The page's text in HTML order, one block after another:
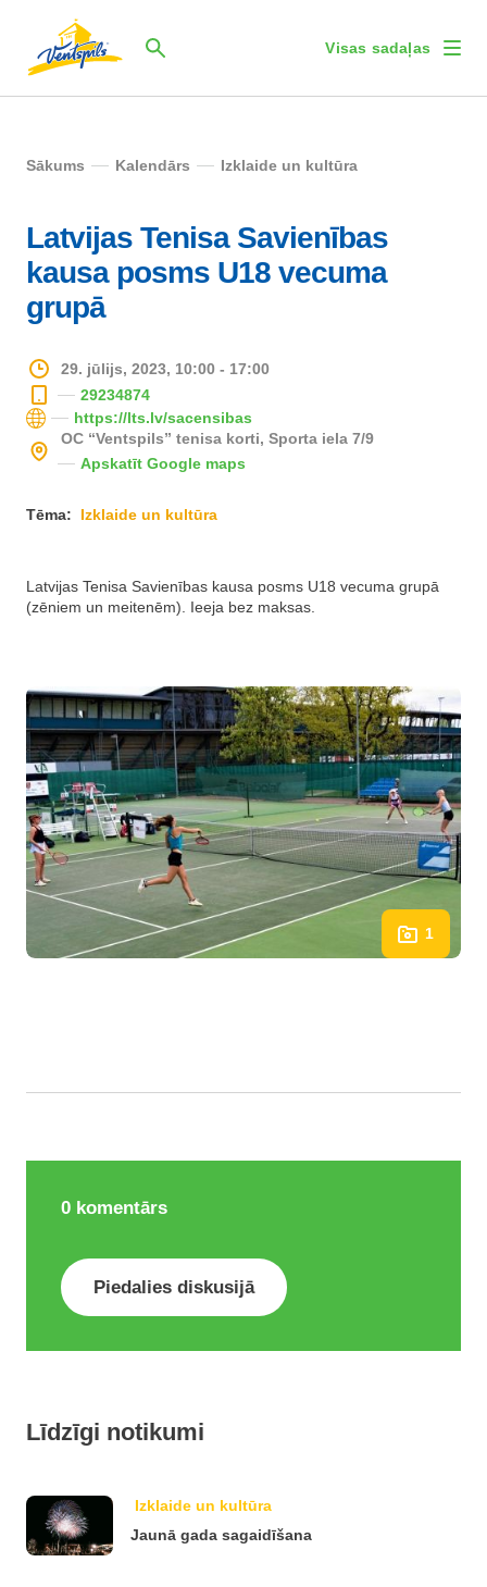
Visas sadaļas
Sākums Kalendārs Izklaide un kultūra
Latvijas Tenisa Savienības
kausa posms U18 vecuma
grupā
29. jūlijs, 2023, 10:00 - 17:00
29234874
https://lts.lv/sacensibas
OC “Ventspils” tenisa korti, Sporta iela 7/9
Apskatīt Google maps
Tēma: Izklaide un kultūra
Latvijas Tenisa Savienības kausa posms U18 vecuma grupā
(zēniem un meitenēm). Ieeja bez maksas.
1
0 komentārs
Piedalies diskusijā
Līdzīgi notikumi
Izklaide un kultūra
Jaunā gada sagaidīšana